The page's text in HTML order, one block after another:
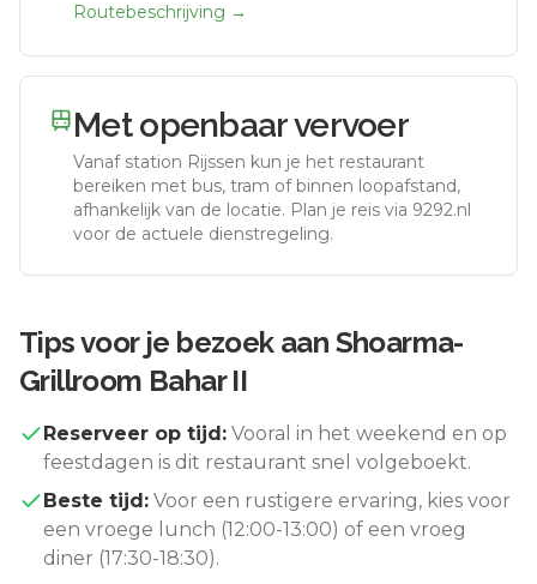
Routebeschrijving →
Met openbaar vervoer
Vanaf station Rijssen kun je het restaurant
bereiken met bus, tram of binnen loopafstand,
afhankelijk van de locatie. Plan je reis via 9292.nl
voor de actuele dienstregeling.
Tips voor je bezoek aan Shoarma-
Grillroom Bahar II
Reserveer op tijd: Vooral in het weekend en op
feestdagen is dit restaurant snel volgeboekt.
Beste tijd: Voor een rustigere ervaring, kies voor
een vroege lunch (12:00-13:00) of een vroeg
diner (17:30-18:30).